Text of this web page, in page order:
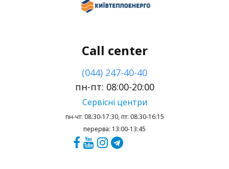
Call center
(044) 247-40-40
пн-пт: 08:00-20:00
Сервісні центри
пн-чт: 08:30-17:30, пт: 08:30-16:15
перерва: 13:00-13:45